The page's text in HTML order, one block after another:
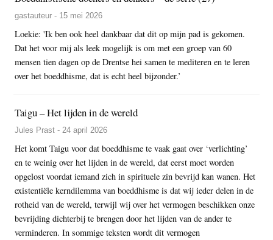
gastauteur - 15 mei 2026
Loekie: 'Ik ben ook heel dankbaar dat dit op mijn pad is gekomen.
Dat het voor mij als leek mogelijk is om met een groep van 60
mensen tien dagen op de Drentse hei samen te mediteren en te leren
over het boeddhisme, dat is echt heel bijzonder.’
Taigu – Het lijden in de wereld
Jules Prast - 24 april 2026
Het komt Taigu voor dat boeddhisme te vaak gaat over ‘verlichting’
en te weinig over het lijden in de wereld, dat eerst moet worden
opgelost voordat iemand zich in spirituele zin bevrijd kan wanen. Het
existentiële kerndilemma van boeddhisme is dat wij ieder delen in de
rotheid van de wereld, terwijl wij over het vermogen beschikken onze
bevrijding dichterbij te brengen door het lijden van de ander te
verminderen. In sommige teksten wordt dit vermogen